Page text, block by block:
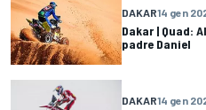
DAKAR14 gen
Dakar | Quad:
padre Daniel
DAKAR14 gen